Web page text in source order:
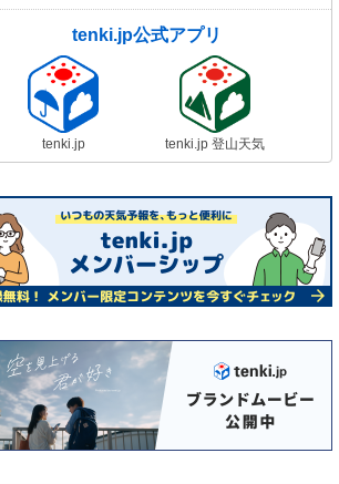
tenki.jp公式アプリ
tenki.jp tenki.jp 登山天気